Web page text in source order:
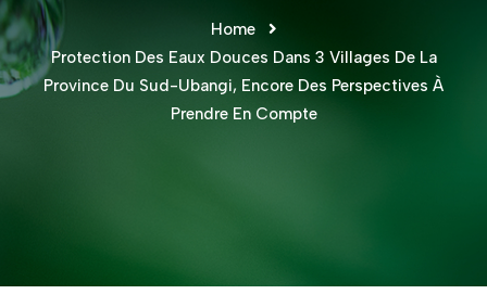
Home
Protection Des Eaux Douces Dans 3 Villages De La
Province Du Sud-Ubangi, Encore Des Perspectives À
Prendre En Compte